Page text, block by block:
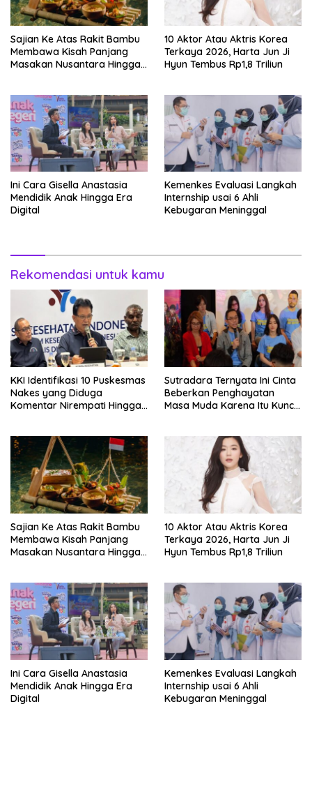
Sajian Ke Atas Rakit Bambu
Membawa Kisah Panjang
Masakan Nusantara Hingga
10 Aktor Atau Aktris Korea
Terkaya 2026, Harta Jun Ji
Hyun Tembus Rp1,8 Triliun
Ini Cara Gisella Anastasia
Mendidik Anak Hingga Era
Digital
Kemenkes Evaluasi Langkah
Internship usai 6 Ahli
Kebugaran Meninggal
Rekomendasi untuk kamu
KKI Identifikasi 10 Puskesmas
Nakes yang Diduga
Komentar Nirempati Hingga
Sutradara Ternyata Ini Cinta
Beberkan Penghayatan
Masa Muda Karena Itu Kunci
Sajian Ke Atas Rakit Bambu
Membawa Kisah Panjang
Masakan Nusantara Hingga
10 Aktor Atau Aktris Korea
Terkaya 2026, Harta Jun Ji
Hyun Tembus Rp1,8 Triliun
Ini Cara Gisella Anastasia
Mendidik Anak Hingga Era
Digital
Kemenkes Evaluasi Langkah
Internship usai 6 Ahli
Kebugaran Meninggal